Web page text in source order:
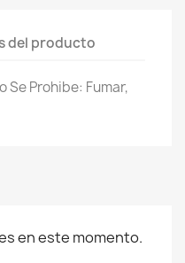
del producto
Se Prohibe: Fumar,
en este momento.